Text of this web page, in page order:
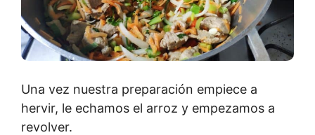
Una vez nuestra preparación empiece a
hervir, le echamos el arroz y empezamos a
revolver.